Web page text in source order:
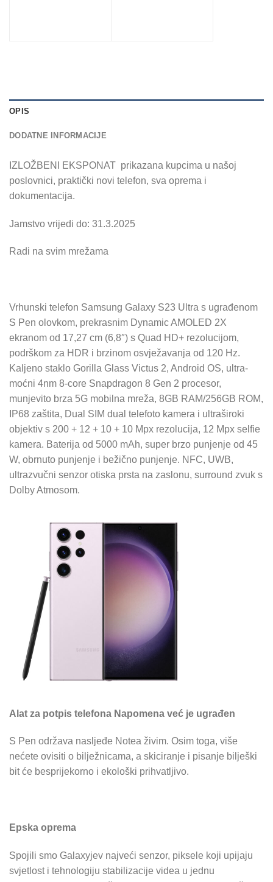
OPIS
DODATNE INFORMACIJE
IZLOŽBENI EKSPONAT prikazana kupcima u našoj
poslovnici, praktički novi telefon, sva oprema i
dokumentacija.
Jamstvo vrijedi do: 31.3.2025
Radi na svim mrežama
Vrhunski telefon Samsung Galaxy S23 Ultra s ugrađenom
S Pen olovkom, prekrasnim Dynamic AMOLED 2X
ekranom od 17,27 cm (6,8″) s Quad HD+ rezolucijom,
podrškom za HDR i brzinom osvježavanja od 120 Hz.
Kaljeno staklo Gorilla Glass Victus 2, Android OS, ultra-
moćni 4nm 8-core Snapdragon 8 Gen 2 procesor,
munjevito brza 5G mobilna mreža, 8GB RAM/256GB ROM,
IP68 zaštita, Dual SIM dual telefoto kamera i ultraširoki
objektiv s 200 + 12 + 10 + 10 Mpx rezolucija, 12 Mpx selfie
kamera. Baterija od 5000 mAh, super brzo punjenje od 45
W, obrnuto punjenje i bežično punjenje. NFC, UWB,
ultrazvučni senzor otiska prsta na zaslonu, surround zvuk s
Dolby Atmosom.
Alat za potpis telefona Napomena već je ugrađen
S Pen održava nasljeđe Notea živim. Osim toga, više
nećete ovisiti o bilježnicama, a skiciranje i pisanje bilješki
bit će besprijekorno i ekološki prihvatljivo.
Epska oprema
Spojili smo Galaxyjev najveći senzor, piksele koji upijaju
svjetlost i tehnologiju stabilizacije videa u jednu